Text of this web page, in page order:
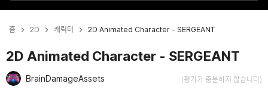
홈 2D 캐릭터 2D Animated Character - SERGEANT
2D Animated Character - SERGEANT
BrainDamageAssets (평가가 충분하지 않습니다)